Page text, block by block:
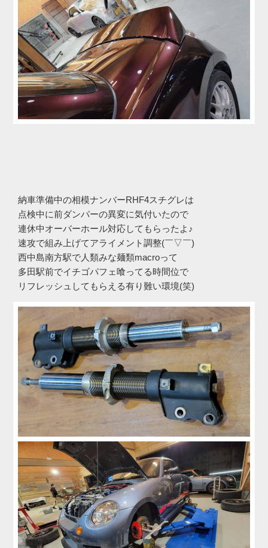
納車準備中の相模ナンバーRHF4スチグレは
点検中に前ダンパーの異変に気付いたので
連休中オーバーホール対応してもらったよ♪
速攻で組み上げてアライメント調整(￣▽￣)
西中島南方駅で人類みな麺類macroって
多田駅前でイチゴパフェ喰ってる時間位で
リフレッシュしてもらえる有り難い環境(笑)